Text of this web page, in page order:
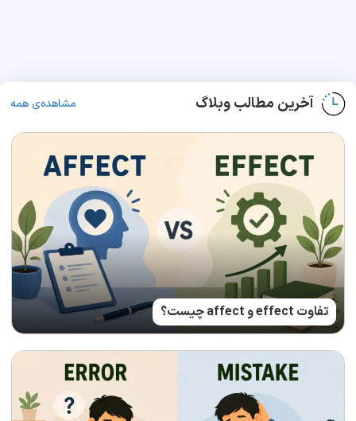
آخرین مطالب وبلاگ مشاهده‌ی همه
تفاوت effect و affect چیست؟